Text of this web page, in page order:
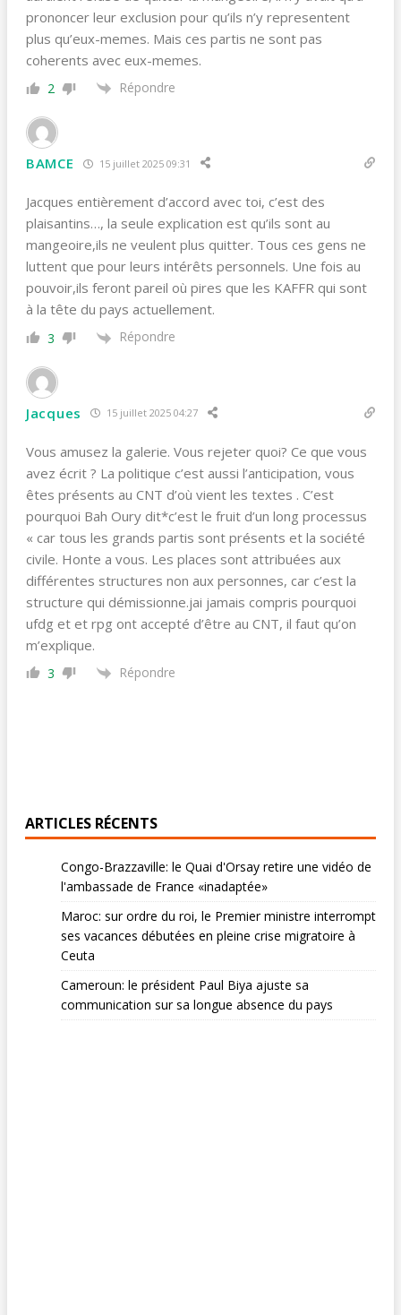
prononcer leur exclusion pour qu’ils n’y representent
plus qu’eux-memes. Mais ces partis ne sont pas
coherents avec eux-memes.
2 Répondre
BAMCE 15 juillet 2025 09:31
Jacques entièrement d’accord avec toi, c’est des
plaisantins…, la seule explication est qu’ils sont au
mangeoire,ils ne veulent plus quitter. Tous ces gens ne
luttent que pour leurs intérêts personnels. Une fois au
pouvoir,ils feront pareil où pires que les KAFFR qui sont
à la tête du pays actuellement.
3 Répondre
Jacques 15 juillet 2025 04:27
Vous amusez la galerie. Vous rejeter quoi? Ce que vous
avez écrit ? La politique c’est aussi l’anticipation, vous
êtes présents au CNT d’où vient les textes . C’est
pourquoi Bah Oury dit*c’est le fruit d’un long processus
« car tous les grands partis sont présents et la société
civile. Honte a vous. Les places sont attribuées aux
différentes structures non aux personnes, car c’est la
structure qui démissionne.jai jamais compris pourquoi
ufdg et et rpg ont accepté d’être au CNT, il faut qu’on
m’explique.
3 Répondre
ARTICLES RÉCENTS
Congo-Brazzaville: le Quai d'Orsay retire une vidéo de
l'ambassade de France «inadaptée»
Maroc: sur ordre du roi, le Premier ministre interrompt
ses vacances débutées en pleine crise migratoire à
Ceuta
Cameroun: le président Paul Biya ajuste sa
communication sur sa longue absence du pays